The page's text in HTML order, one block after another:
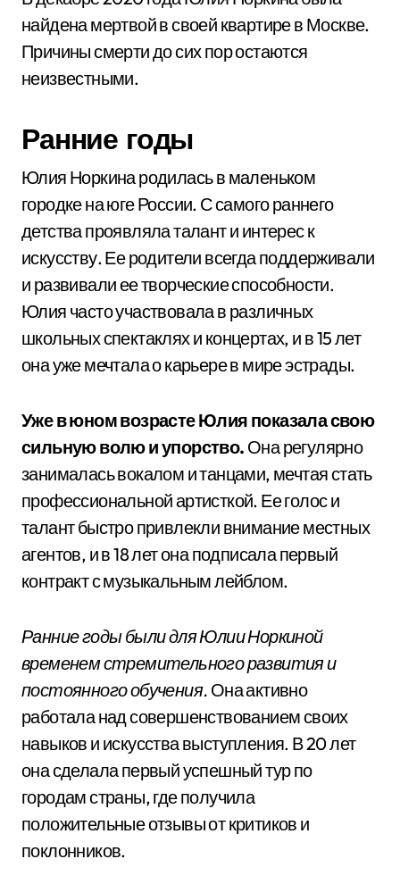
найдена мертвой в своей квартире в Москве.
Причины смерти до сих пор остаются
неизвестными.
Ранние годы
Юлия Норкина родилась в маленьком
городке на юге России. С самого раннего
детства проявляла талант и интерес к
искусству. Ее родители всегда поддерживали
и развивали ее творческие способности.
Юлия часто участвовала в различных
школьных спектаклях и концертах, и в 15 лет
она уже мечтала о карьере в мире эстрады.
Уже в юном возрасте Юлия показала свою
сильную волю и упорство. Она регулярно
занималась вокалом и танцами, мечтая стать
профессиональной артисткой. Ее голос и
талант быстро привлекли внимание местных
агентов, и в 18 лет она подписала первый
контракт с музыкальным лейблом.
Ранние годы были для Юлии Норкиной
временем стремительного развития и
постоянного обучения. Она активно
работала над совершенствованием своих
навыков и искусства выступления. В 20 лет
она сделала первый успешный тур по
городам страны, где получила
положительные отзывы от критиков и
поклонников.